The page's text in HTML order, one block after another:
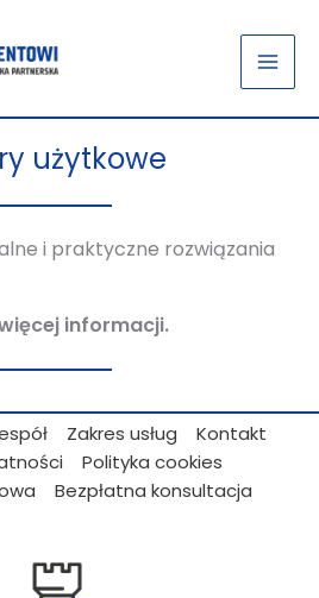
użytkowe
i praktyczne rozwiązania
informacji.
Zakres usług
Kontakt
Polityka cookies
Bezpłatna konsultacja